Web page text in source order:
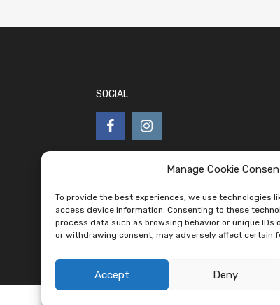
Manage Cookie
To provide the best experiences, we use technologies
access device information. Consenting to these
process data such as browsing behavior or unique IDs
or withdrawing consent, may adversely affect certain
Accept Deny
SOCIAL